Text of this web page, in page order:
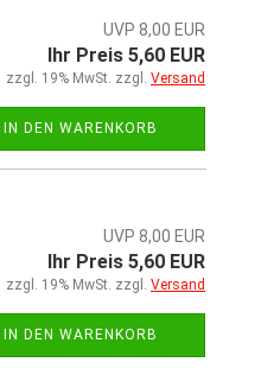
UVP 8,00 EUR
Ihr Preis 5,60 EUR
zzgl. 19% MwSt. zzgl. Versand
IN DEN WARENKORB
UVP 8,00 EUR
Ihr Preis 5,60 EUR
zzgl. 19% MwSt. zzgl. Versand
IN DEN WARENKORB